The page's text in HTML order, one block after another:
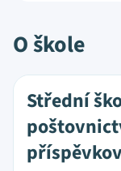
O škole
Střední